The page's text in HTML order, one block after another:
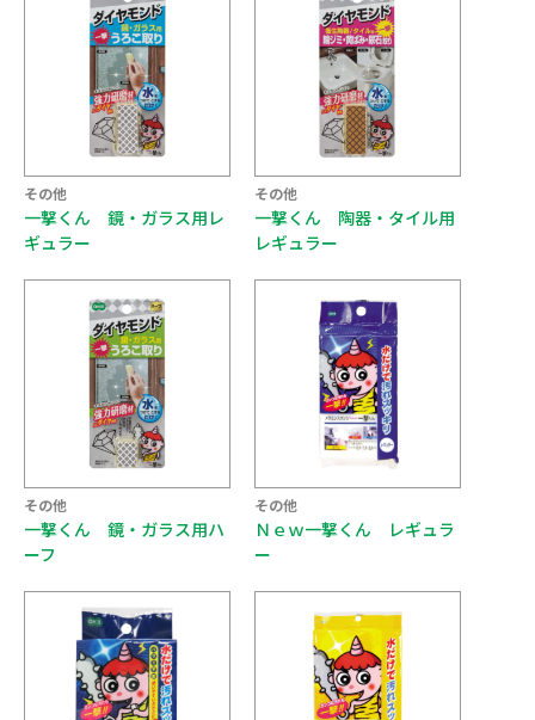
その他
一撃くん 鏡・ガラス用レ
ギュラー
その他
一撃くん 陶器・タイル用
レギュラー
その他
一撃くん 鏡・ガラス用ハ
ーフ
その他
Ｎｅｗ一撃くん レギュラ
ー